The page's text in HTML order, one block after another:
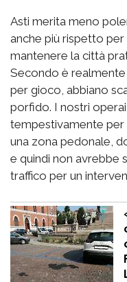
Asti merita meno
anche più rispetto
mantenere la città
Secondo è
per gioco, abbiano
porfido. I nostri
tempestivamente
una zona pedonale,
e quindi non avrebbe
traffico per un